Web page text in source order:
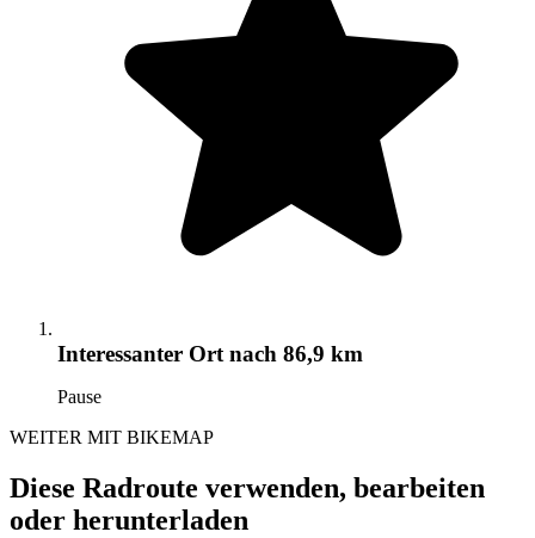
Interessanter Ortnach 86,9 km
Pause
WEITER MIT BIKEMAP
Diese Radroute verwenden, bearbeiten
oder herunterladen